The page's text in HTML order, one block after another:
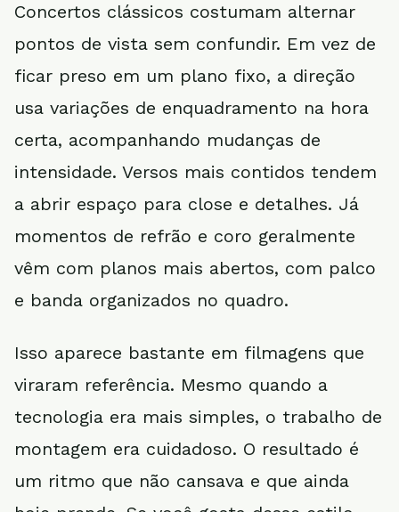
Concertos clássicos costumam alternar
pontos de vista sem confundir. Em vez de
ficar preso em um plano fixo, a direção
usa variações de enquadramento na hora
certa, acompanhando mudanças de
intensidade. Versos mais contidos tendem
a abrir espaço para close e detalhes. Já
momentos de refrão e coro geralmente
vêm com planos mais abertos, com palco
e banda organizados no quadro.
Isso aparece bastante em filmagens que
viraram referência. Mesmo quando a
tecnologia era mais simples, o trabalho de
montagem era cuidadoso. O resultado é
um ritmo que não cansava e que ainda